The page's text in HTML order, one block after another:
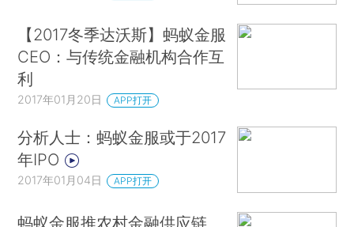
【2017冬季达沃斯】蚂蚁金服
CEO：与传统金融机构合作互
利
2017年01月20日 APP打开
分析人士：蚂蚁金服或于2017
年IPO
2017年01月04日 APP打开
蚂蚁金服推农村金融供应链